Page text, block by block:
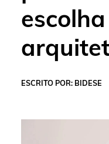
ESCRITO POR: BIDESE